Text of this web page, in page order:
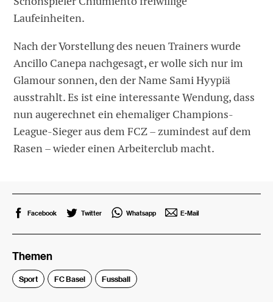
Laufeinheiten.
Nach der Vorstellung des neuen Trainers wurde
Ancillo Canepa nachgesagt, er wolle sich nur im
Glamour sonnen, den der Name Sami Hyypiä
ausstrahlt. Es ist eine interessante Wendung, dass
nun augerechnet ein ehemaliger Champions-
League-Sieger aus dem FCZ – zumindest auf dem
Rasen – wieder einen Arbeiterclub macht.
Facebook Twitter Whatsapp E-Mail
Themen
Sport FC Basel Fussball